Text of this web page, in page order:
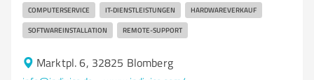
COMPUTERSERVICE IT-DIENSTLEISTUNGEN HARDWAREVERKAUF
SOFTWAREINSTALLATION REMOTE-SUPPORT
Marktpl. 6, 32825 Blomberg